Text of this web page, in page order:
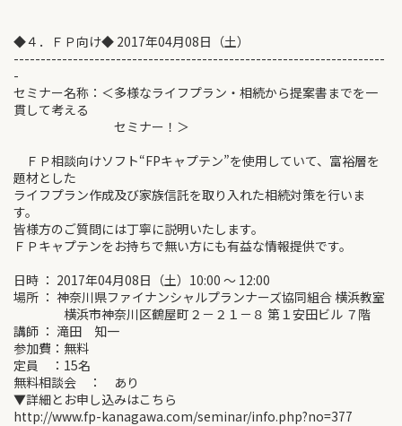
◆４．ＦＰ向け◆ 2017年04月08日（土）
---------------------------------------------------------------------
-
セミナー名称：＜多様なライフプラン・相続から提案書までを一
貫して考える
セミナー！＞
ＦＰ相談向けソフト“FPキャプテン”を使用していて、富裕層を
題材とした
ライフプラン作成及び家族信託を取り入れた相続対策を行いま
す。
皆様方のご質問には丁寧に説明いたします。
ＦＰキャプテンをお持ちで無い方にも有益な情報提供です。
日時 ： 2017年04月08日（土）10:00 ～ 12:00
場所 ： 神奈川県ファイナンシャルプランナーズ協同組合 横浜教室
横浜市神奈川区鶴屋町２－２１－８ 第１安田ビル ７階
講師 ： 滝田 知一
参加費：無料
定員 ：15名
無料相談会 ： あり
▼詳細とお申し込みはこちら
http://www.fp-kanagawa.com/seminar/info.php?no=377